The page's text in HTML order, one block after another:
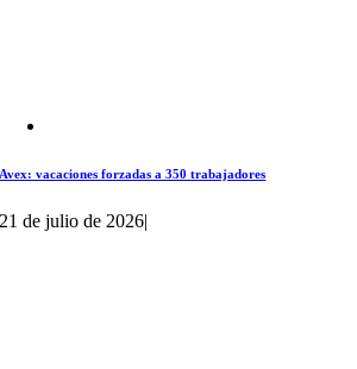
Avex: vacaciones forzadas a 350 trabajadores
21 de julio de 2026|